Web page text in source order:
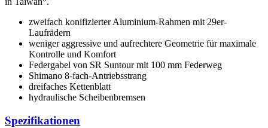
zweifach konifizierter Aluminium-Rahmen mit 29er-
Laufrädern
weniger aggressive und aufrechtere Geometrie für maximale
Kontrolle und Komfort
Federgabel von SR Suntour mit 100 mm Federweg
Shimano 8-fach-Antriebsstrang
dreifaches Kettenblatt
hydraulische Scheibenbremsen
Spezifikationen